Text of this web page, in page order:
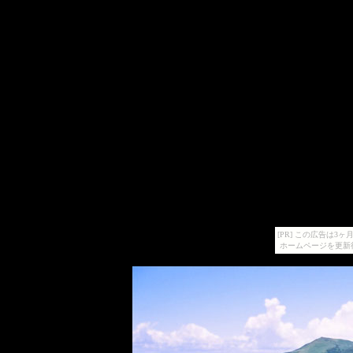
[PR] この広告は3ヶ
ホームページを更